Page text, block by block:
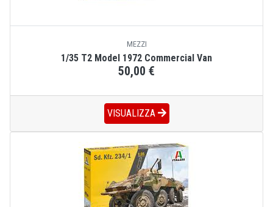
MEZZI
1/35 T2 Model 1972 Commercial Van
50,00 €
VISUALIZZA